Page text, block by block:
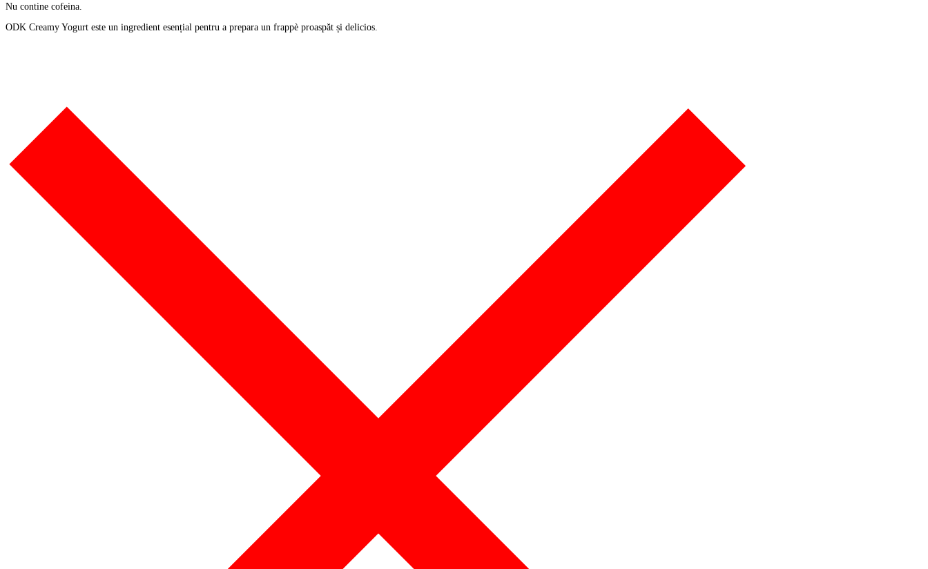
Nu contine cofeina.
ODK Creamy Yogurt este un ingredient esențial pentru a prepara un frappè proaspăt și delicios.